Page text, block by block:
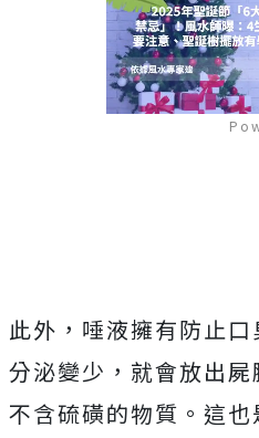
此外，唾液擁有防止
分泌變少，就會放出
不含硫磺的物質。這也